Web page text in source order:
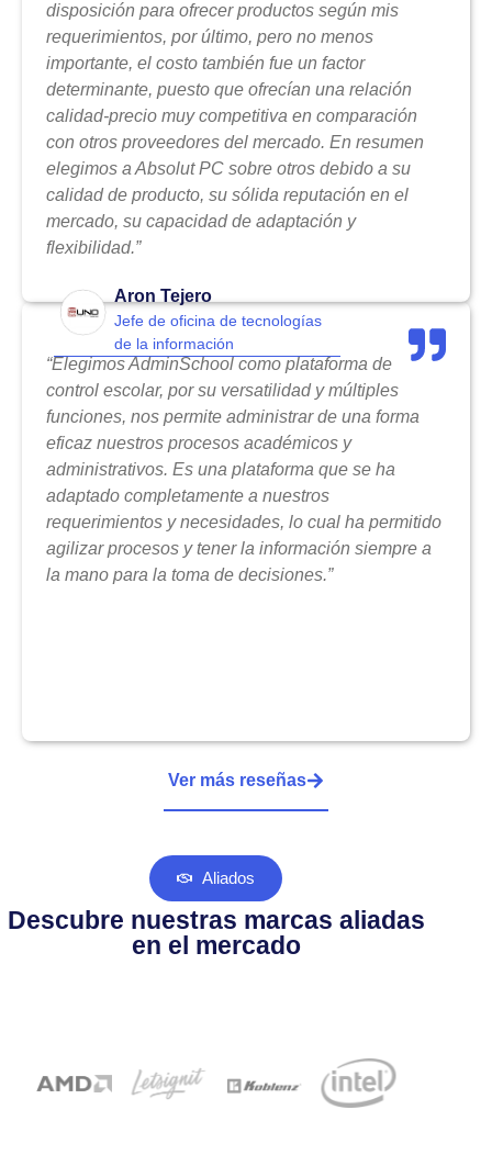
disposición para ofrecer productos según mis
requerimientos, por último, pero no menos
importante, el costo también fue un factor
determinante, puesto que ofrecían una relación
calidad-precio muy competitiva en comparación
con otros proveedores del mercado. En resumen
elegimos a Absolut PC sobre otros debido a su
calidad de producto, su sólida reputación en el
mercado, su capacidad de adaptación y
flexibilidad.”
Aron Tejero
Jefe de oficina de tecnologías
de la información
“Elegimos AdminSchool como plataforma de
control escolar, por su versatilidad y múltiples
funciones, nos permite administrar de una forma
eficaz nuestros procesos académicos y
administrativos. Es una plataforma que se ha
adaptado completamente a nuestros
requerimientos y necesidades, lo cual ha permitido
agilizar procesos y tener la información siempre a
la mano para la toma de decisiones.”
Ver más reseñas
Aliados
Descubre nuestras marcas aliadas
en el mercado